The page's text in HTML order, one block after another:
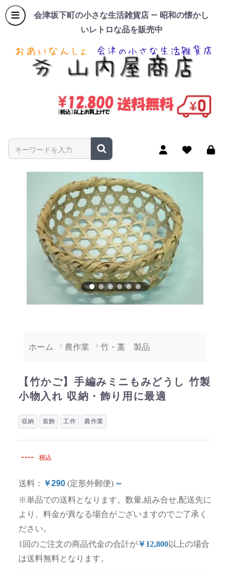
会津坂下町の小さな生活雑貨店 — 昭和の懐かし
いレトロな品を販売中
商品名やキーワードを入力
ホーム 農作業 竹・藁 製品
【竹かご】手編みミニもみどうし 竹製
小物入れ 収納・飾り用に最適
収納 装飾 工作 農作業
---- 税込
送料： ￥290 (定形外郵便) ～
※単品での送料となります。数量,組み合せ,配送先に
より、料金が異なる場合がございますのでご了承く
ださい。
1回のご注文の商品代金の合計が￥12,800以上の場合
は送料無料となります。